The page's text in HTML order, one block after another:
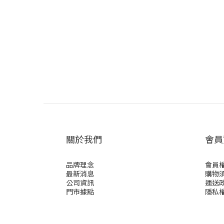
關於我們
品牌理念
最新消息
公司資訊
門市據點
會
會員
購物
運送
隱私